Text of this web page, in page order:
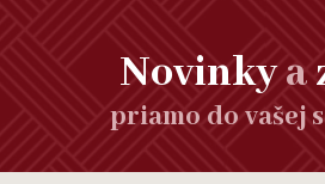
Novinkya
priamo do vašej